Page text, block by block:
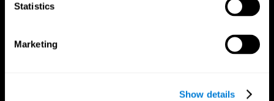
Statistics
Marketing
Show details